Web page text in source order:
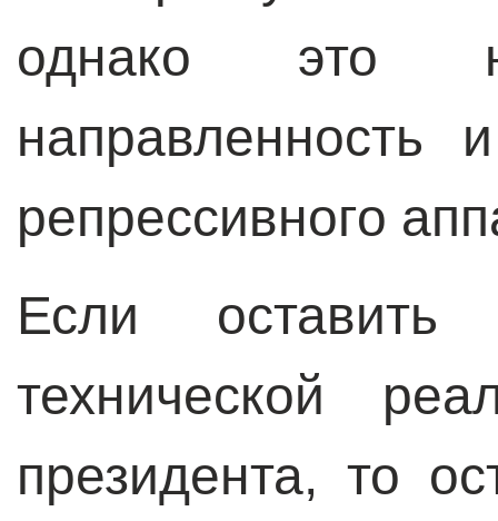
однако это
репрессивного
Если
технической
президента, то